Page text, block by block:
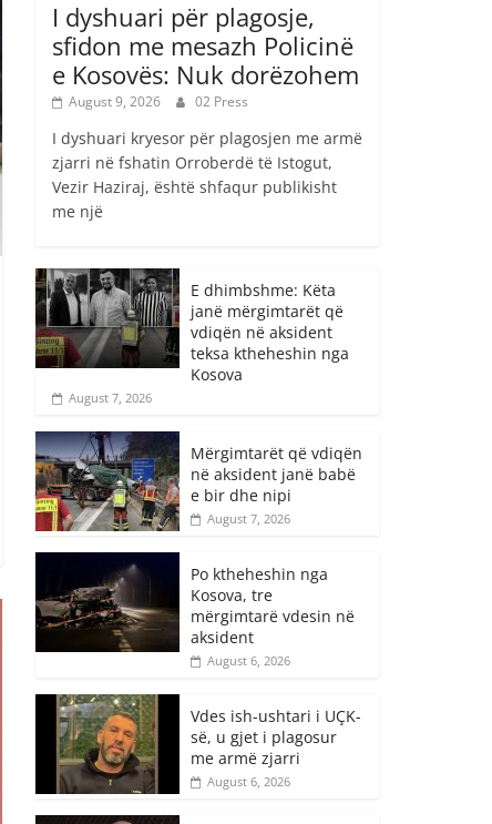
I dyshuari për plagosje,
sfidon me mesazh Policinë
e Kosovës: Nuk dorëzohem
August 9, 2026 02 Press
I dyshuari kryesor për plagosjen me armë
zjarri në fshatin Orroberdë të Istogut,
Vezir Haziraj, është shfaqur publikisht
me një
E dhimbshme: Këta
janë mërgimtarët që
vdiqën në aksident
teksa ktheheshin nga
Kosova
August 7, 2026
Mërgimtarët që vdiqën
në aksident janë babë
e bir dhe nipi
August 7, 2026
Po ktheheshin nga
Kosova, tre
mërgimtarë vdesin në
aksident
August 6, 2026
Vdes ish-ushtari i UÇK-
së, u gjet i plagosur
me armë zjarri
August 6, 2026